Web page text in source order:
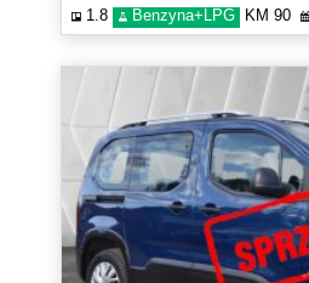
1.8 Benzyna+LPG KM 90